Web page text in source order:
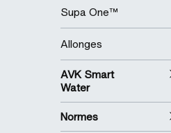
Supa One™
Allonges
AVK Smart
Water
Normes